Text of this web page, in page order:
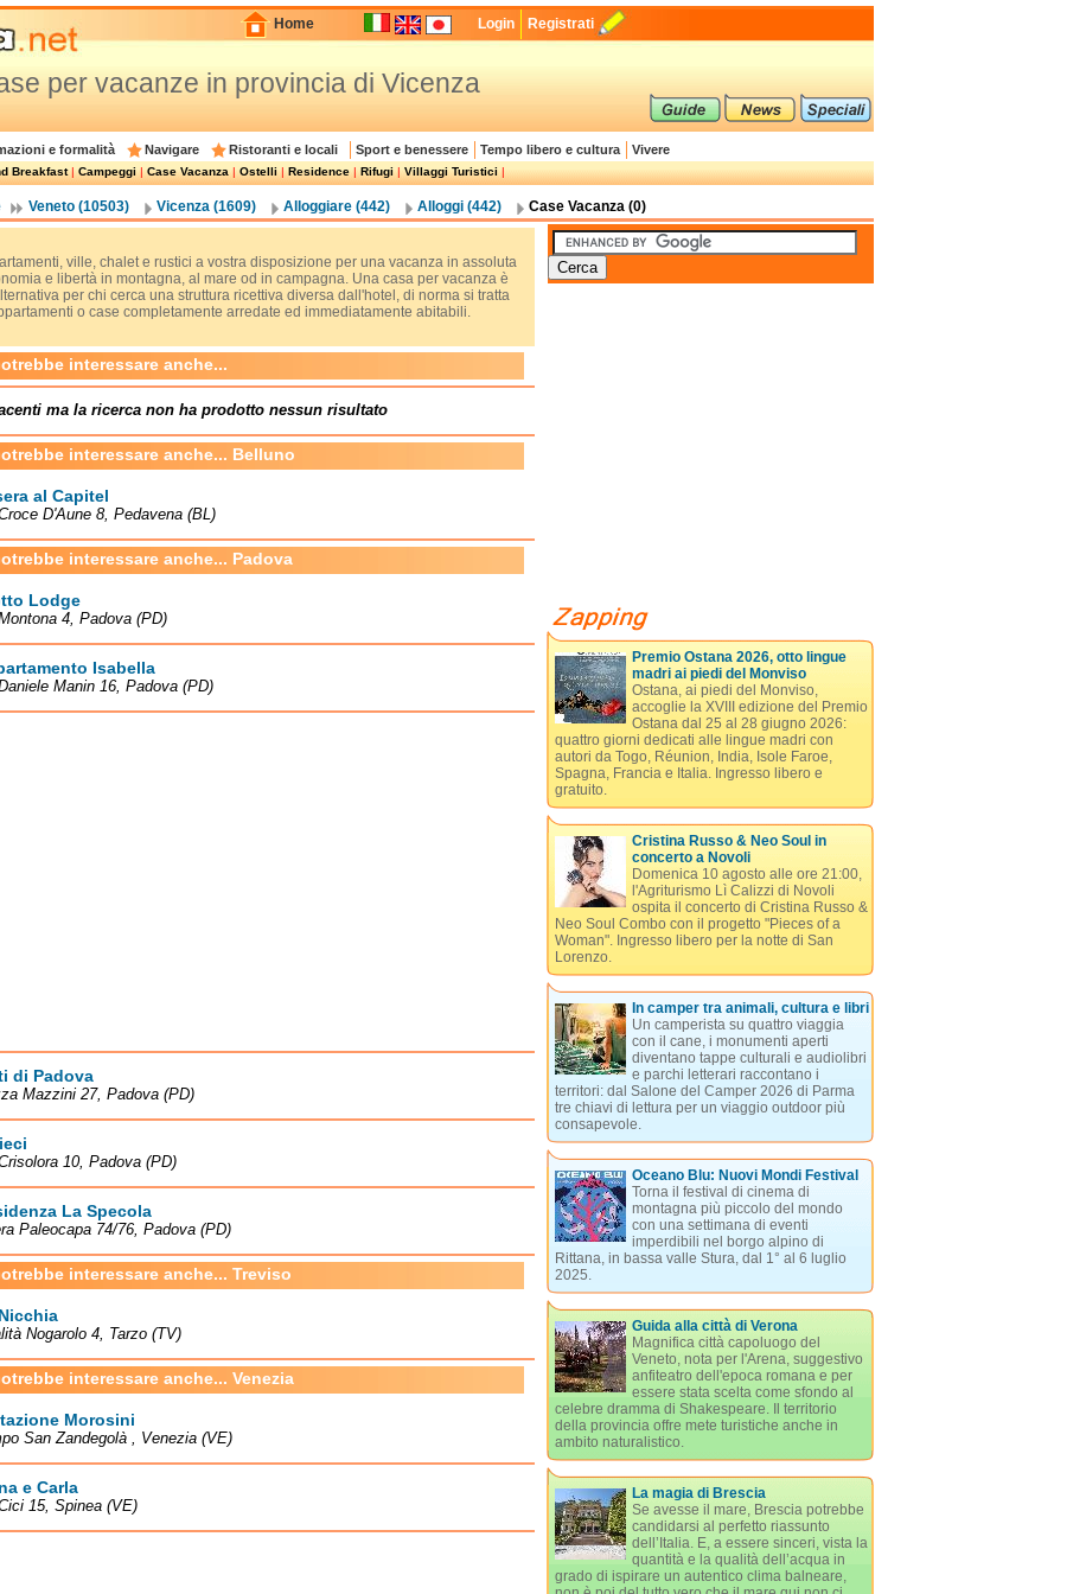
Home Login Registrati
per vacanze in provincia di Vicenza
e formalità Navigare Ristoranti e locali Sport e benessere Tempo libero e cultura Vivere
Breakfast|Campeggi|Case Vacanza|Ostelli|Residence|Rifugi|Villaggi Turistici|
Veneto (10503) Vicenza (1609) Alloggiare (442) Alloggi (442) Case Vacanza (0)
ville, chalet e rustici a vostra disposizione per una vacanza in assoluta
e libertà in montagna, al mare od in campagna. Una casa per vacanza è
per chi cerca una struttura ricettiva diversa dall'hotel, di norma si tratta
o case completamente arredate ed immediatamente abitabili.
interessare anche...
ma la ricerca non ha prodotto nessun risultato
interessare anche... Belluno
al Capitel
D'Aune 8, Pedavena (BL)
interessare anche... Padova
Lodge
4, Padova (PD)
Isabella
Manin 16, Padova (PD)
di Padova
Mazzini 27, Padova (PD)
10, Padova (PD)
La Specola
Paleocapa 74/76, Padova (PD)
interessare anche... Treviso
Nogarolo 4, Tarzo (TV)
interessare anche... Venezia
Morosini
San Zandegolà , Venezia (VE)
e Carla
15, Spinea (VE)
Premio Ostana 2026, otto lingue
madri ai piedi del Monviso
Ostana, ai piedi del Monviso,
accoglie la XVIII edizione del Premio
Ostana dal 25 al 28 giugno 2026:
quattro giorni dedicati alle lingue madri con
autori da Togo, Réunion, India, Isole Faroe,
Spagna, Francia e Italia. Ingresso libero e
gratuito.
Cristina Russo & Neo Soul in
concerto a Novoli
Domenica 10 agosto alle ore 21:00,
l'Agriturismo Lì Calizzi di Novoli
ospita il concerto di Cristina Russo &
Neo Soul Combo con il progetto "Pieces of a
Woman". Ingresso libero per la notte di San
Lorenzo.
In camper tra animali, cultura e libri
Un camperista su quattro viaggia
con il cane, i monumenti aperti
diventano tappe culturali e audiolibri
e parchi letterari raccontano i
territori: dal Salone del Camper 2026 di Parma
tre chiavi di lettura per un viaggio outdoor più
consapevole.
Oceano Blu: Nuovi Mondi Festival
Torna il festival di cinema di
montagna più piccolo del mondo
con una settimana di eventi
imperdibili nel borgo alpino di
Rittana, in bassa valle Stura, dal 1° al 6 luglio
2025.
Guida alla città di Verona
Magnifica città capoluogo del
Veneto, nota per l'Arena, suggestivo
anfiteatro dell'epoca romana e per
essere stata scelta come sfondo al
celebre dramma di Shakespeare. Il territorio
della provincia offre mete turistiche anche in
ambito naturalistico.
La magia di Brescia
Se avesse il mare, Brescia potrebbe
candidarsi al perfetto riassunto
dell’Italia. E, a essere sinceri, vista la
quantità e la qualità dell’acqua in
grado di ispirare un autentico clima balneare,